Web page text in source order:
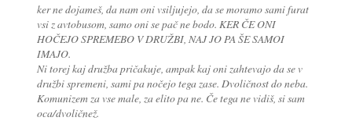
ker ne dojameš, da nam oni vsiljujejo, da se moramo sami furat
vsi z avtobusom, samo oni se pač ne bodo. KER ČE ONI
HOČEJO SPREMEBO V DRUŽBI, NAJ JO PA ŠE SAMOI
IMAJO.
Ni torej kaj družba pričakuje, ampak kaj oni zahtevajo da se v
družbi spremeni, sami pa nočejo tega zase. Dvoličnost do neba.
Komunizem za vse male, za elito pa ne. Če tega ne vidiš, si sam
oca/dvoličnež.